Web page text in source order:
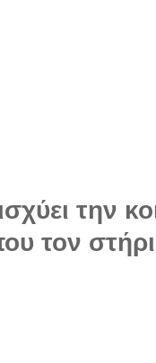
την
τον